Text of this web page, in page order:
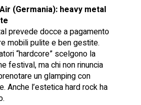
(Germania): heavy metal
prevede docce a pagamento
mobili pulite e ben gestite.
“hardcore” scelgono la
festival, ma chi non rinuncia
un glamping con
Anche l’estetica hard rock ha